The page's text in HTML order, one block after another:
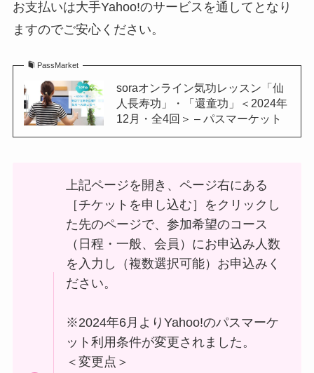
お支払いは大手Yahoo!のサービスを通してとなり
ますのでご安心ください。
PassMarket
soraオンライン気功レッスン「仙
人長寿功」・「還童功」＜2024年
12月・全4回＞ – パスマーケット
上記ページを開き、ページ右にある
［チケットを申し込む］をクリックし
た先のページで、参加希望のコース
（日程・一般、会員）にお申込み人数
を入力し（複数選択可能）お申込みく
ださい。
※2024年6月よりYahoo!のパスマーケ
ット利用条件が変更されました。
＜変更点＞